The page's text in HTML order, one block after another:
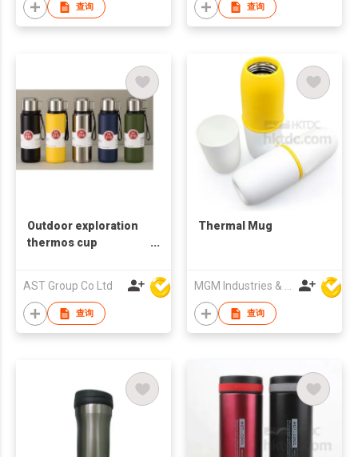
查询 查询
Outdoor exploration
thermos cup
AST Group Co Ltd
查询
Thermal Mug
MGM Industries & Company
查询